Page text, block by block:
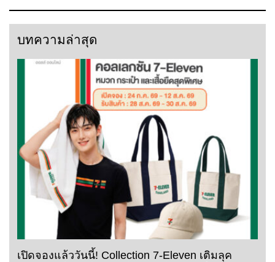
บทความล่าสุด
เปิดจองแล้ววันนี้! Collection 7-Eleven เติมลุค